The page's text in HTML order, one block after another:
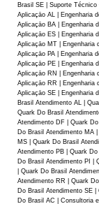
Brasil SE | Suporte
Aplicaçāo AL | Engenharia
Aplicaçāo BA | Engenharia
Aplicaçāo ES | Engenharia
Aplicaçāo MT | Engenharia
Aplicaçāo PA | Engenharia
Aplicaçāo PE | Engenharia
Aplicaçāo RN | Engenharia
Aplicaçāo RR | Engenharia
Aplicaçāo SE | Engenharia
Brasil Atendimento AL |
Quark Do Brasil
Atendimento DF | Quark
Do Brasil Atendimento MA
MS | Quark Do Brasil
Atendimento PB | Quark
Do Brasil Atendimento PI |
| Quark Do Brasil
Atendimento RR | Quark
Do Brasil Atendimento SE
Do Brasil AC | Consultoria